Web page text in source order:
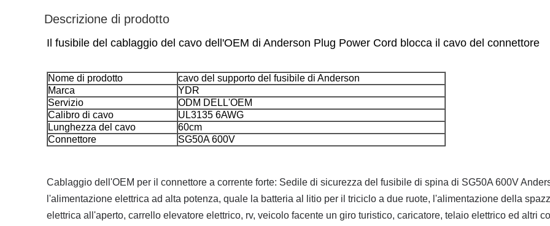
Descrizione di prodotto
Il fusibile del cablaggio del cavo dell'OEM di Anderson Plug Power Cord blocca il cavo del connettore
Nome di prodotto
cavo del supporto del fusibile di Anderson
Marca
YDR
Servizio
ODM DELL'OEM
Calibro di cavo
UL3135 6AWG
Lunghezza del cavo
60cm
Connettore
SG50A 600V
Cablaggio dell'OEM per il connettore a corrente forte: Sedile di sicurezza del fusibile di spina di SG50A 600V
l'alimentazione elettrica ad alta potenza, quale la batteria al litio per il triciclo a due ruote, l'alimentazione della
elettrica all'aperto, carrello elevatore elettrico, rv, veicolo facente un giro turistico, caricatore, telaio elettrico ed altri